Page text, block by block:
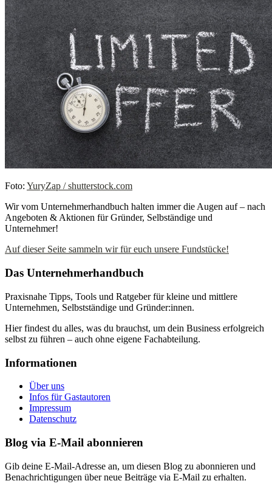
Foto: YuryZap / shutterstock.com
Wir vom Unternehmerhandbuch halten immer die Augen auf – nach
Angeboten & Aktionen für Gründer, Selbständige und
Unternehmer!
Auf dieser Seite sammeln wir für euch unsere Fundstücke!
Das Unternehmerhandbuch
Praxisnahe Tipps, Tools und Ratgeber für kleine und mittlere
Unternehmen, Selbstständige und Gründer:innen.
Hier findest du alles, was du brauchst, um dein Business erfolgreich
selbst zu führen – auch ohne eigene Fachabteilung.
Informationen
Über uns
Infos für Gastautoren
Impressum
Datenschutz
Blog via E-Mail abonnieren
Gib deine E-Mail-Adresse an, um diesen Blog zu abonnieren und
Benachrichtigungen über neue Beiträge via E-Mail zu erhalten.